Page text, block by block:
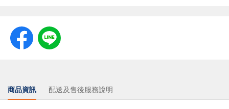
商品資訊 配送及售後服務說明